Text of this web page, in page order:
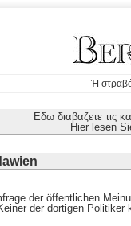
Ή
Εδω διαβαζετε τις
Hier lesen
der öffentlichen
der dortigen Politiker